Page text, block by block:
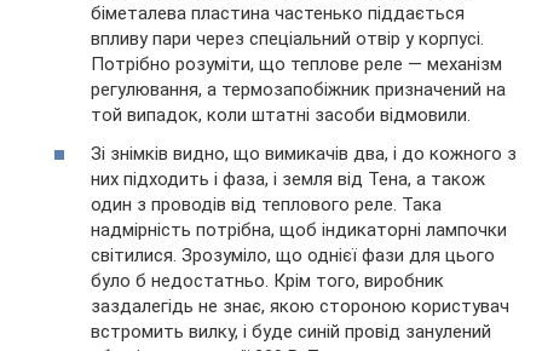
біметалева пластина частенько піддається
впливу пари через спеціальний отвір у корпусі.
Потрібно розуміти, що теплове реле — механізм
регулювання, а термозапобіжник призначений на
той випадок, коли штатні засоби відмовили.
Зі знімків видно, що вимикачів два, і до кожного з
них підходить і фаза, і земля від Тена, а також
один з проводів від теплового реле. Така
надмірність потрібна, щоб індикаторні лампочки
світилися. Зрозуміло, що однієї фази для цього
було б недостатньо. Крім того, виробник
заздалегідь не знає, якою стороною користувач
встромить вилку, і буде синій провід занулений